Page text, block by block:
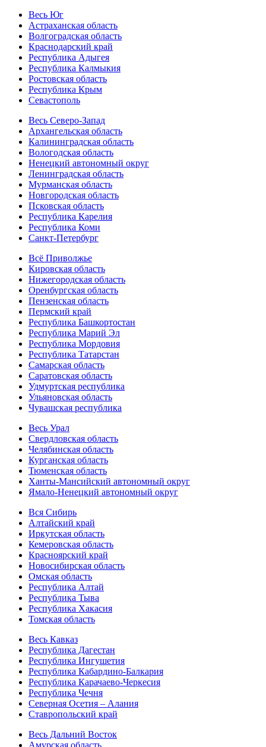
Весь Юг
Астраханская область
Волгоградская область
Краснодарский край
Республика Адыгея
Республика Калмыкия
Ростовская область
Республика Крым
Севастополь
Весь Северо-Запад
Архангельская область
Калининградская область
Вологодская область
Ненецкий автономный округ
Ленинградская область
Мурманская область
Новгородская область
Псковская область
Республика Карелия
Республика Коми
Санкт-Петербург
Всё Приволжье
Кировская область
Нижегородская область
Оренбургская область
Пензенская область
Пермский край
Республика Башкортостан
Республика Марий Эл
Республика Мордовия
Республика Татарстан
Самарская область
Саратовская область
Удмуртская республика
Ульяновская область
Чувашская республика
Весь Урал
Свердловская область
Челябинская область
Курганская область
Тюменская область
Ханты-Мансийский автономный округ
Ямало-Ненецкий автономный округ
Вся Сибирь
Алтайский край
Иркутская область
Кемеровская область
Красноярский край
Новосибирская область
Омская область
Республика Алтай
Республика Тыва
Республика Хакасия
Томская область
Весь Кавказ
Республика Дагестан
Республика Ингушетия
Республика Кабардино-Балкария
Республика Карачаево-Черкесия
Республика Чечня
Северная Осетия – Алания
Ставропольский край
Весь Дальний Восток
Амурская область